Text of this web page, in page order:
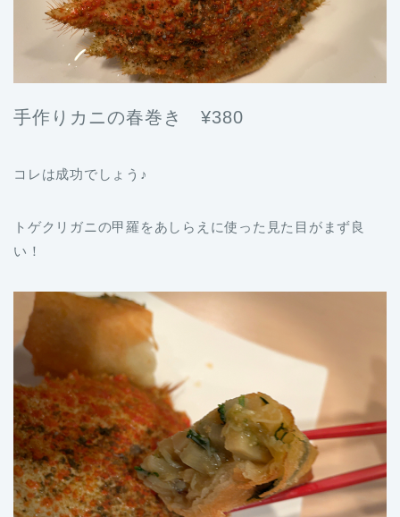
手作りカニの春巻き ¥380
コレは成功でしょう♪
トゲクリガニの甲羅をあしらえに使った見た目がまず良
い！